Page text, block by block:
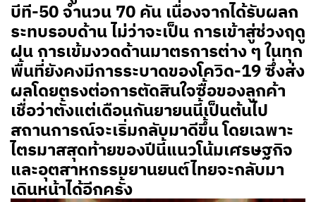
บีที-50 จำนวน 70 คัน เนื่องจากได้รับผลก
ระทบรอบด้าน ไม่ว่าจะเป็น การเข้าสู่ช่วงฤดู
ฝน การเข้มงวดด้านมาตรการต่าง ๆ ในทุก
พื้นที่ยังคงมีการระบาดของโควิด-19 ซึ่งส่ง
ผลโดยตรงต่อการตัดสินใจซื้อของลูกค้า
เชื่อว่าตั้งแต่เดือนกันยายนนี้เป็นต้นไป
สถานการณ์จะเริ่มกลับมาดีขึ้น โดยเฉพาะ
ไตรมาสสุดท้ายของปีนี้แนวโน้มเศรษฐกิจ
และอุตสาหกรรมยานยนต์ไทยจะกลับมา
เดินหน้าได้อีกครั้ง